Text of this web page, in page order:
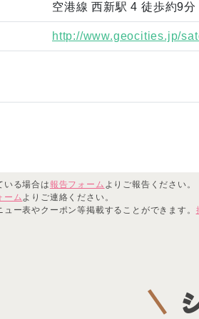
空港線 西新駅 4 徒歩約9分
http://www.geocities.jp/
いる場合は報告フォーム よりご報告ください。
ームよりご連絡ください。
ー表やクーポン等掲載することができます。